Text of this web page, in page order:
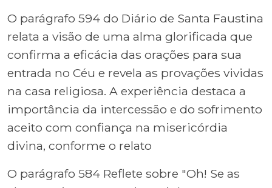
O parágrafo 594 do Diário de Santa Faustina
relata a visão de uma alma glorificada que
confirma a eficácia das orações para sua
entrada no Céu e revela as provações vividas
na casa religiosa. A experiência destaca a
importância da intercessão e do sofrimento
aceito com confiança na misericórdia
divina, conforme o relato
O parágrafo 584 Reflete sobre "Oh! Se as